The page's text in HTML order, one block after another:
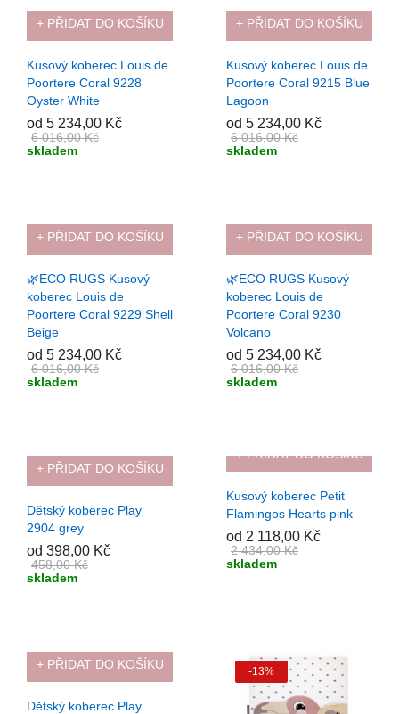
-13%
+ PŘIDAT DO KOŠÍKU
Kusový koberec Louis de
Poortere Coral 9228
Oyster White
od 5 234,00 Kč
6 016,00 Kč
skladem
-13%
+ PŘIDAT DO KOŠÍKU
Kusový koberec Louis de
Poortere Coral 9215 Blue
Lagoon
od 5 234,00 Kč
6 016,00 Kč
skladem
-13%
+ PŘIDAT DO KOŠÍKU
🌿ECO RUGS Kusový
koberec Louis de
Poortere Coral 9229 Shell
Beige
od 5 234,00 Kč
6 016,00 Kč
skladem
-13%
+ PŘIDAT DO KOŠÍKU
🌿ECO RUGS Kusový
koberec Louis de
Poortere Coral 9230
Volcano
od 5 234,00 Kč
6 016,00 Kč
skladem
-13%
+ PŘIDAT DO KOŠÍKU
Dětský koberec Play
2904 grey
od 398,00 Kč
458,00 Kč
skladem
-13%
+ PŘIDAT DO KOŠÍKU
Kusový koberec Petit
Flamingos Hearts pink
od 2 118,00 Kč
2 434,00 Kč
skladem
-13%
+ PŘIDAT DO KOŠÍKU
Dětský koberec Play
-13%